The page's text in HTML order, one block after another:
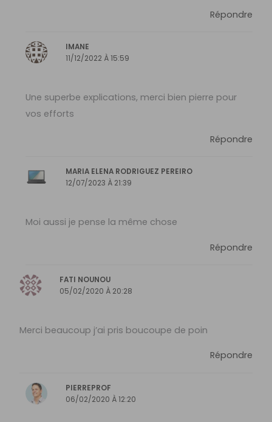
Répondre
IMANE
11/12/2022 À 15:59
Une superbe explications, merci bien pierre pour
vos efforts
Répondre
MARIA ELENA RODRIGUEZ PEREIRO
12/07/2023 À 21:39
Moi aussi je pense la même chose
Répondre
FATI NOUNOU
05/02/2020 À 20:28
Merci beaucoup j’ai pris boucoupe de poin
Répondre
PIERREPROF
06/02/2020 À 12:20